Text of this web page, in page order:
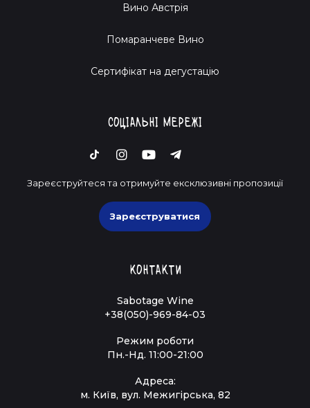
Вино Австрія
Помаранчеве Вино
Cертифікат на дегустацію
Соціальні мережі
Зареєструйтеся та отримуйте ексклюзивні пропозиції
Зареєструватися
Контакти
Sabotage Wine
+38(050)-969-84-03
Режим роботи
Пн.-Нд. 11:00-21:00
Адреса:
м. Київ, вул. Межигірська, 82